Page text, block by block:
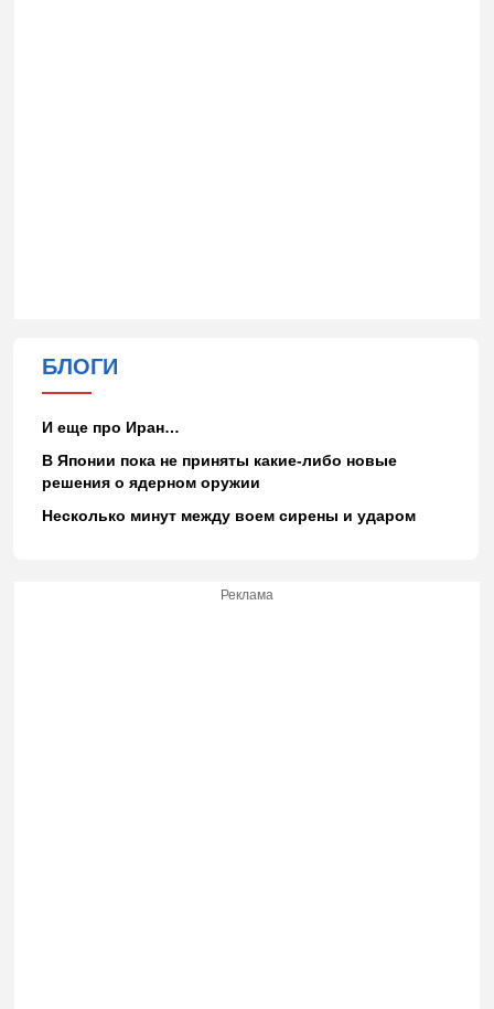
БЛОГИ
И еще про Иран…
В Японии пока не приняты какие-либо новые
решения о ядерном оружии
Несколько минут между воем сирены и ударом
Реклама